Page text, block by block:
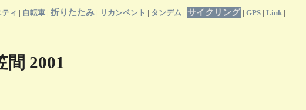
ィ 自転車 折りたたみ リカンベント タンデム サイクリング GPS Link
2001